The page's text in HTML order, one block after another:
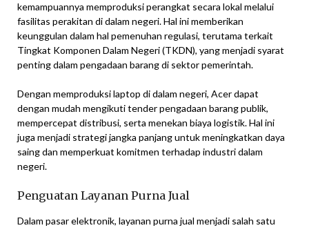
kemampuannya memproduksi perangkat secara lokal melalui
fasilitas perakitan di dalam negeri. Hal ini memberikan
keunggulan dalam hal pemenuhan regulasi, terutama terkait
Tingkat Komponen Dalam Negeri (TKDN), yang menjadi syarat
penting dalam pengadaan barang di sektor pemerintah.
Dengan memproduksi laptop di dalam negeri, Acer dapat
dengan mudah mengikuti tender pengadaan barang publik,
mempercepat distribusi, serta menekan biaya logistik. Hal ini
juga menjadi strategi jangka panjang untuk meningkatkan daya
saing dan memperkuat komitmen terhadap industri dalam
negeri.
Penguatan Layanan Purna Jual
Dalam pasar elektronik, layanan purna jual menjadi salah satu